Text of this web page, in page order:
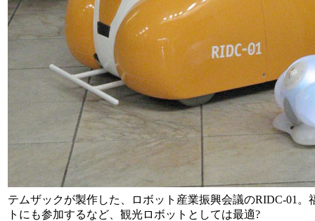
テムザックが製作した、ロボット産業振興会議のRIDC-01。
トにも参加するなど、観光ロボットとしては最適?